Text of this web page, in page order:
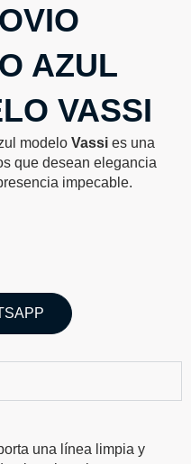
AZUL
VASSI
modelo Vassi es una
que desean elegancia
impecable.
una línea limpia y